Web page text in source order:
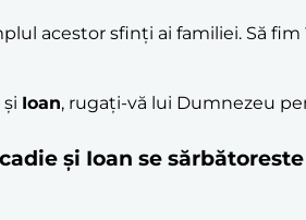
acestor sfinți ai familiei. Să
și Ioan, rugați-vă lui Dumnezeu
și Ioan se